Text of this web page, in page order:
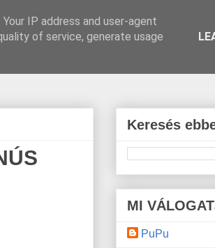
Keresés
MI
PuPu
IP address and user-agent
of service, generate usage